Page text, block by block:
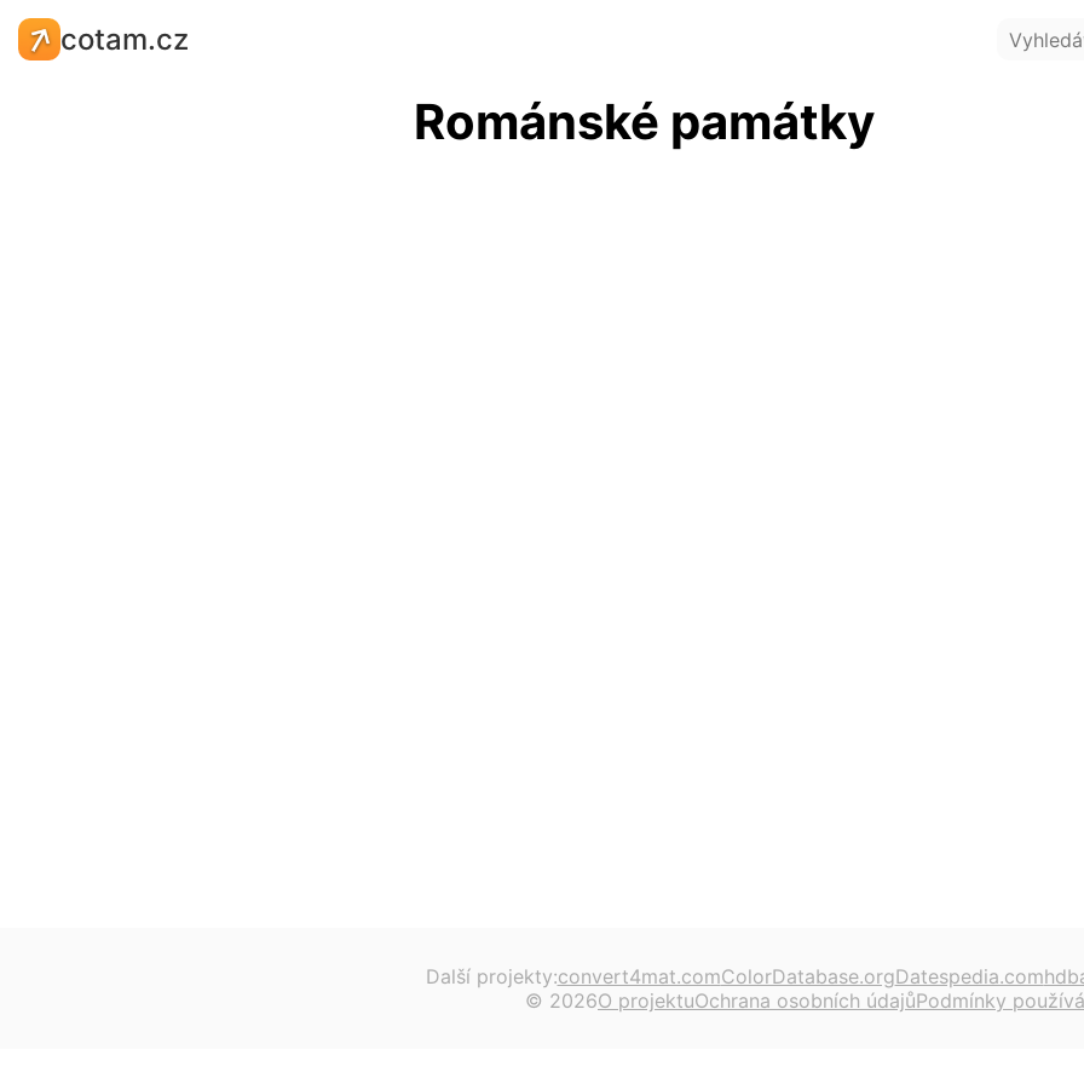
cotam.cz
Románské památky
Další projekty:convert4mat.comColorDatabase.orgDatespedia.com
© 2026O projektuOchrana osobních údajůPodmínky